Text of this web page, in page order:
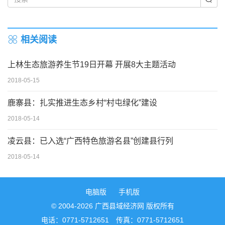
相关阅读
上林生态旅游养生节19日开幕 开展8大主题活动
2018-05-15
鹿寨县：扎实推进生态乡村“村屯绿化”建设
2018-05-14
凌云县：已入选“广西特色旅游名县”创建县行列
2018-05-14
电脑版
手机版
© 2004-2026 广西县域经济网 版权所有
电话：0771-5712651 传真：0771-5712651